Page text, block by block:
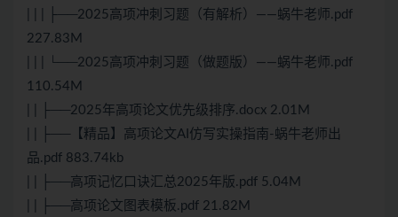
| | | ├──2025高项冲刺习题（有解析）——蜗牛老师.pdf
227.83M
| | | └──2025高项冲刺习题（做题版）——蜗牛老师.pdf
110.54M
| | ├──2025年高项论文优先级排序.docx 2.01M
| | ├──【精品】高项论文AI仿写实操指南-蜗牛老师出
品.pdf 883.74kb
| | ├──高项记忆口诀汇总2025年版.pdf 5.04M
| | ├──高项论文图表模板.pdf 21.82M